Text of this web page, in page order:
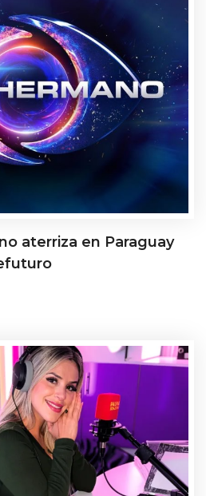
aterriza en Paraguay